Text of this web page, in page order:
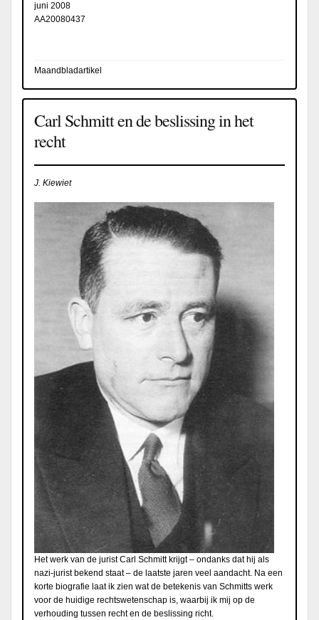
juni 2008
AA20080437
Maandbladartikel
Carl Schmitt en de beslissing in het
recht
J. Kiewiet
Het werk van de jurist Carl Schmitt krijgt – ondanks dat hij als
nazi-jurist bekend staat – de laatste jaren veel aandacht. Na een
korte biografie laat ik zien wat de betekenis van Schmitts werk
voor de huidige rechtswetenschap is, waarbij ik mij op de
verhouding tussen recht en de beslissing richt.